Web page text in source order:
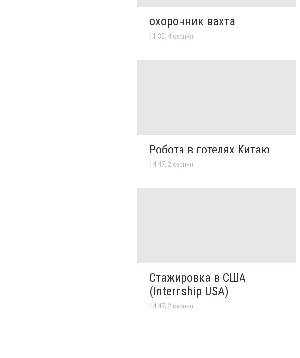
охоронник вахта
11:30, 4 серпня
Робота в готелях Китаю
14:47, 2 серпня
Стажировка в США
(Internship USA)
14:47, 2 серпня